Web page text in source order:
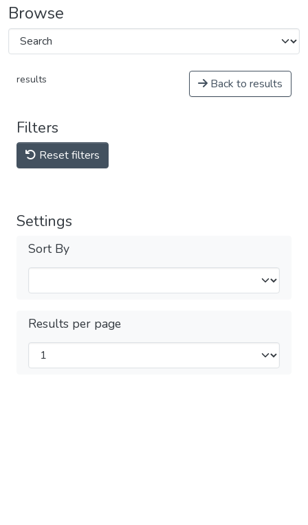
Browse
results Back to results
Filters
Reset filters
Settings
Sort By
Results per page